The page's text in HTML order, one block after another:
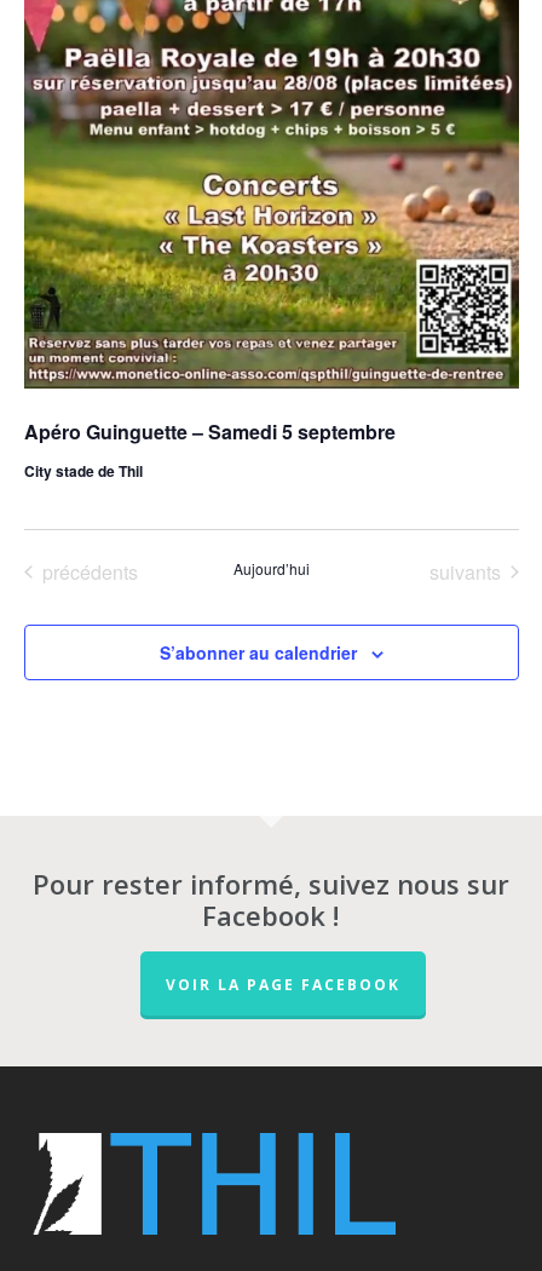
Apéro Guinguette – Samedi 5 septembre
City stade de Thil
Évènements
précédents Aujourd’hui Évènements
suivants
S’abonner au calendrier
Pour rester informé, suivez nous sur
Facebook !
VOIR LA PAGE FACEBOOK